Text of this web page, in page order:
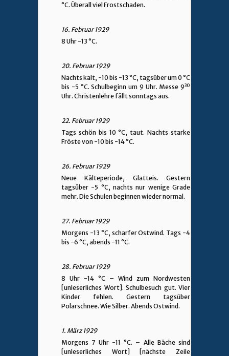
°C. Überall viel Frostschaden.
16. Februar 1929
8 Uhr -13 °C.
20. Februar 1929
Nachts kalt, -10 bis -13 °C, tagsüber um 0 °C
bis -5 °C. Schulbeginn um 9 Uhr. Messe 930
Uhr. Christenlehre fällt sonntags aus.
22. Februar 1929
Tags schön bis 10 °C, taut. Nachts starke
Fröste von -10 bis -14 °C.
26. Februar 1929
Neue Kälteperiode, Glatteis. Gestern
tagsüber -5 °C, nachts nur wenige Grade
mehr. Die Schulen beginnen wieder normal.
27. Februar 1929
Morgens -13 °C, scharfer Ostwind. Tags -4
bis -6 °C, abends -11 °C.
28. Februar 1929
8 Uhr -14 °C – Wind zum Nordwesten
[unleserliches Wort]. Schulbesuch gut. Vier
Kinder fehlen. Gestern tagsüber
Polarschnee. Wie Silber. Abends Ostwind.
1. März 1929
Morgens 7 Uhr -11 °C. – Alle Bäche sind
[unleserliches Wort] [nächste Zeile